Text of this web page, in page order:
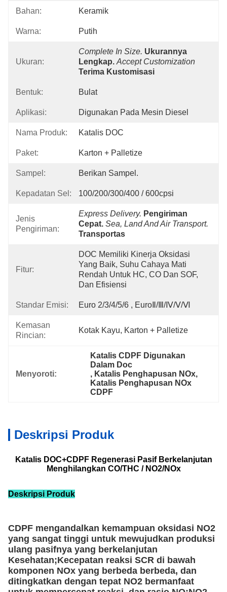
Bahan: Keramik
Warna: Putih
Ukuran:
Complete In Size. Ukurannya
Lengkap. Accept Customization
Terima Kustomisasi
Bentuk: Bulat
Aplikasi: Digunakan Pada Mesin Diesel
Nama Produk: Katalis DOC
Paket: Karton + Palletize
Sampel: Berikan Sampel.
Kepadatan Sel: 100/200/300/400 / 600cpsi
Jenis
Pengiriman:
Express Delivery. Pengiriman
Cepat. Sea, Land And Air Transport.
Transportas
Fitur:
DOC Memiliki Kinerja Oksidasi
Yang Baik, Suhu Cahaya Mati
Rendah Untuk HC, CO Dan SOF,
Dan Efisiensi
Standar Emisi: Euro 2/3/4/5/6 , EuroⅡ/Ⅲ/Ⅳ/Ⅴ/Ⅵ
Kemasan
Rincian:
Kotak Kayu, Karton + Palletize
Menyoroti:
Katalis CDPF Digunakan
Dalam Doc
, Katalis Penghapusan NOx,
Katalis Penghapusan NOx
CDPF
Deskripsi Produk
Katalis DOC+CDPF Regenerasi Pasif Berkelanjutan
Menghilangkan CO/THC / NO2/NOx
Deskripsi Produk
CDPF mengandalkan kemampuan oksidasi NO2
yang sangat tinggi untuk mewujudkan produksi
ulang pasifnya yang berkelanjutan
Kesehatan;Kecepatan reaksi SCR di bawah
komponen NOx yang berbeda berbeda, dan
ditingkatkan dengan tepat NO2 bermanfaat